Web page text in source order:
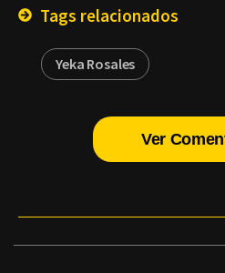
Tags relacionados
Yeka Rosales
Ver